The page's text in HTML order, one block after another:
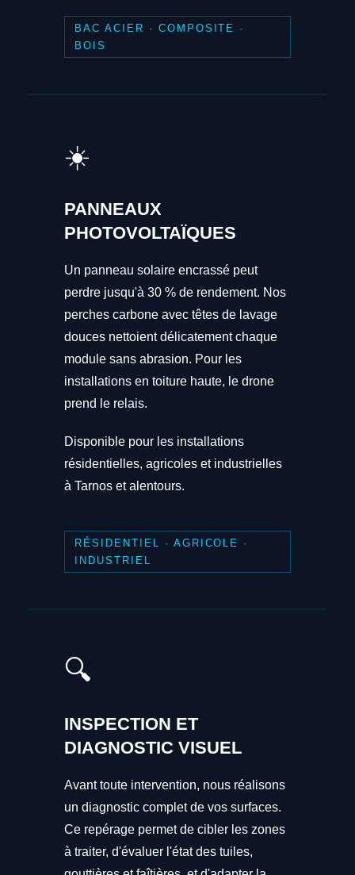
BAC ACIER · COMPOSITE ·
BOIS
☀️
PANNEAUX
PHOTOVOLTAÏQUES
Un panneau solaire encrassé peut
perdre jusqu'à 30 % de rendement. Nos
perches carbone avec têtes de lavage
douces nettoient délicatement chaque
module sans abrasion. Pour les
installations en toiture haute, le drone
prend le relais.
Disponible pour les installations
résidentielles, agricoles et industrielles
à Tarnos et alentours.
RÉSIDENTIEL · AGRICOLE ·
INDUSTRIEL
🔍
INSPECTION ET
DIAGNOSTIC VISUEL
Avant toute intervention, nous réalisons
un diagnostic complet de vos surfaces.
Ce repérage permet de cibler les zones
à traiter, d'évaluer l'état des tuiles,